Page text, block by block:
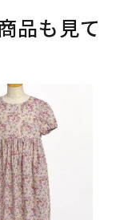
品も見て